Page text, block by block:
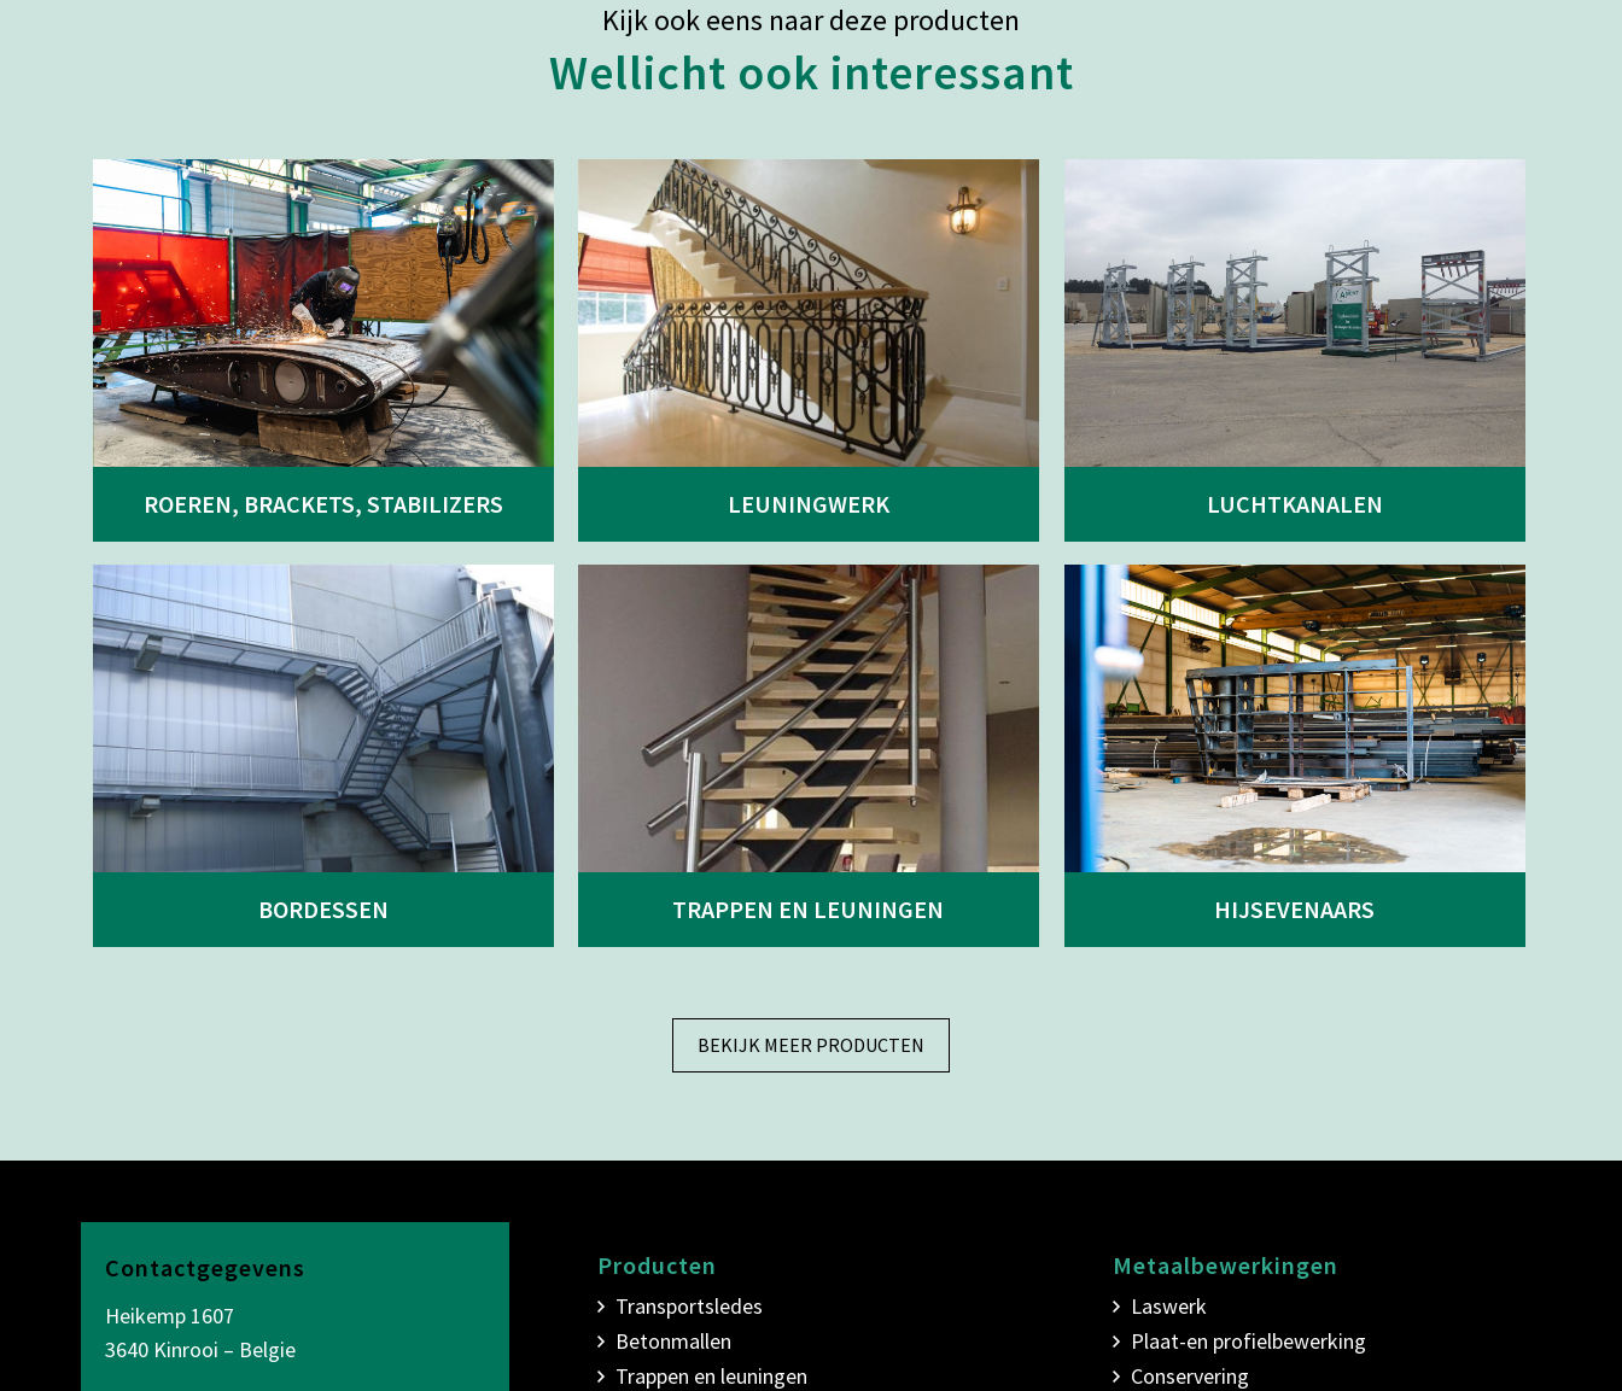
Kijk ook eens naar deze producten
Wellicht ook interessant
ROEREN, BRACKETS, STABILIZERS LEUNINGWERK LUCHTKANALEN
BORDESSEN TRAPPEN EN LEUNINGEN HIJSEVENAARS
BEKIJK MEER PRODUCTEN
Contactgegevens
Heikemp 1607
3640 Kinrooi – Belgie
Producten
Transportsledes
Betonmallen
Trappen en leuningen
Metaalbewerkingen
Laswerk
Plaat-en profielbewerking
Conservering